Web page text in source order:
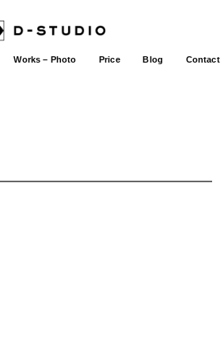
Works – Photo Price Blog Contact